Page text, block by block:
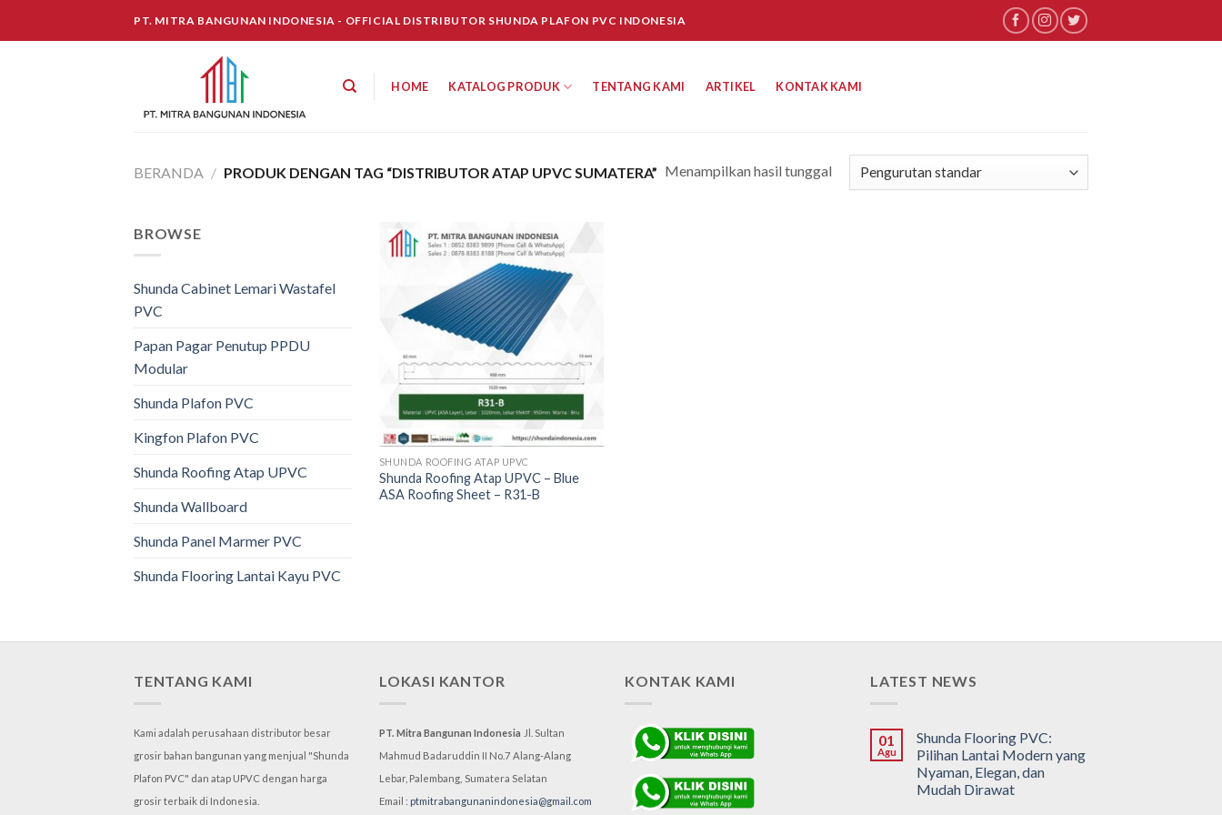
PT. MITRA BANGUNAN INDONESIA - OFFICIAL DISTRIBUTOR SHUNDA PLAFON PVC INDONESIA
HOME KATALOG PRODUK TENTANG KAMI ARTIKEL KONTAK KAMI
BERANDA / PRODUK DENGAN TAG “DISTRIBUTOR ATAP UPVC SUMATERA” Menampilkan hasil tunggal
BROWSE
Shunda Cabinet Lemari Wastafel
PVC
Papan Pagar Penutup PPDU
Modular
Shunda Plafon PVC
Kingfon Plafon PVC
Shunda Roofing Atap UPVC
Shunda Wallboard
Shunda Panel Marmer PVC
Shunda Flooring Lantai Kayu PVC
SHUNDA ROOFING ATAP UPVC
Shunda Roofing Atap UPVC – Blue
ASA Roofing Sheet – R31-B
TENTANG KAMI
Kami adalah perusahaan distributor besar
grosir bahan bangunan yang menjual "Shunda
Plafon PVC" dan atap UPVC dengan harga
grosir terbaik di Indonesia.
LOKASI KANTOR
PT. Mitra Bangunan Indonesia Jl. Sultan
Mahmud Badaruddin II No.7 Alang-Alang
Lebar, Palembang, Sumatera Selatan
Email : ptmitrabangunanindonesia@gmail.com
KONTAK KAMI LATEST NEWS
01
Agu
Shunda Flooring PVC:
Pilihan Lantai Modern yang
Nyaman, Elegan, dan
Mudah Dirawat